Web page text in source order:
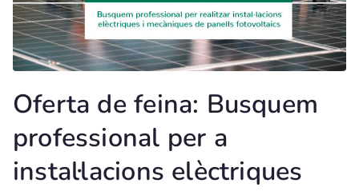
Oferta de feina: Busquem
professional per a
instal·lacions elèctriques